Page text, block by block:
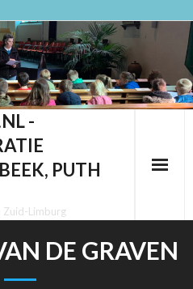
-
PUTH
Zuid-Limburg
DE GRAVEN